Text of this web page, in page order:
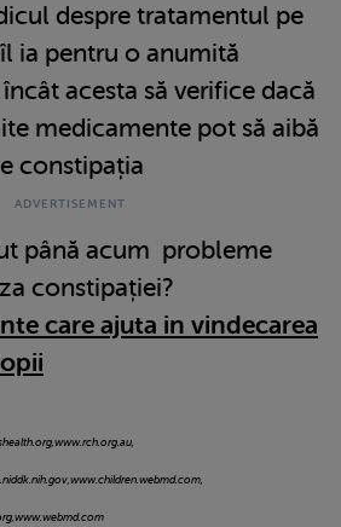
despre tratamentul pe
ia pentru o anumită
acesta să verifice dacă
medicamente pot să aibă
constipația
până acum probleme
constipației?
care ajuta in vindecarea